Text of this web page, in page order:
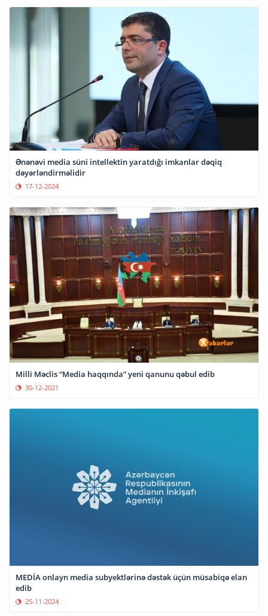
Ənənəvi media süni intellektin yaratdığı imkanlar dəqiq
dəyərləndirməlidir
17-12-2024
Milli Məclis “Media haqqında” yeni qanunu qəbul edib
30-12-2021
MEDİA onlayn media subyektlərinə dəstək üçün müsabiqə elan
edib
25-11-2024